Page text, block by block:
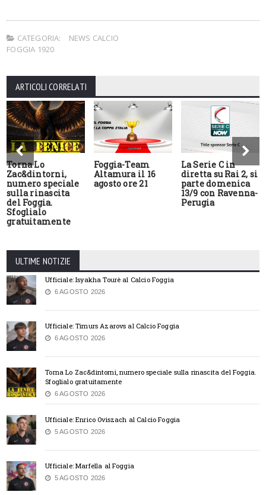
CATEGORIA:
NEWS CALCIO
FOGGIA 1920
ARTICOLI CORRELATI
Torna Lo
Zac&dintorni,
numero speciale
sulla rinascita
del Foggia.
Sfoglialo
gratuitamente
Foggia-Team
Altamura il 16
agosto ore 21
La Serie C in
diretta su Rai 2, si
parte domenica
13/9 con Ravenna-
Perugia
ULTIME NOTIZIE
Ufficiale: Isyakha Tourè al Calcio Foggia
6 AGOSTO 2026
Ufficiale: Timurs Azarovs al Calcio Foggia
6 AGOSTO 2026
Torna Lo Zac&dintorni, numero speciale sulla rinascita del Foggia.
Sfoglialo gratuitamente
6 AGOSTO 2026
Ufficiale: Enrico Oviszach al Calcio Foggia
5 AGOSTO 2026
Ufficiale: Marfella al Foggia
5 AGOSTO 2026